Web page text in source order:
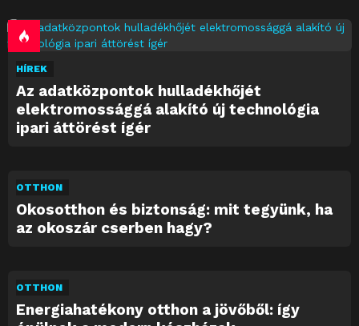
HÍREK
Az adatközpontok hulladékhőjét
elektromossággá alakító új technológia
ipari áttörést ígér
OTTHON
Okosotthon és biztonság: mit tegyünk, ha
az okoszár cserben hagy?
OTTHON
Energiahatékony otthon a jövőből: így